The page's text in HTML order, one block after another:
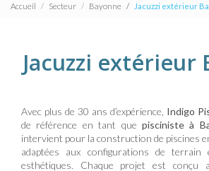
Accueil Secteur Bayonne Jacuzzi extérieur
Jacuzzi extérieur
Avec plus de 30 ans d’expérience, Indigo
de référence en tant que pisciniste à
intervient pour la construction de piscines
adaptées aux configurations de terrain
esthétiques. Chaque projet est conçu